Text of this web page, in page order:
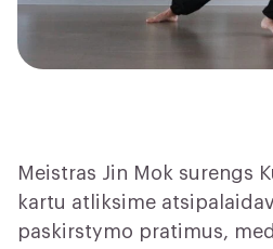
Meistras Jin Mok surengs
kartu atliksime
paskirstymo pratimus,